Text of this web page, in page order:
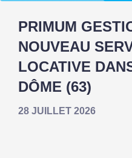
PRIMUM
NOUVEAU
LOCATIVE
DÔME (63)
28 JUILLET 2026